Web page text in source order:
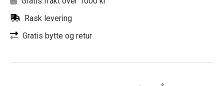
Rask levering
Gratis bytte og retur